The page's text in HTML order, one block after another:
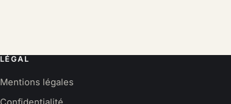
LÉGAL
Mentions légales